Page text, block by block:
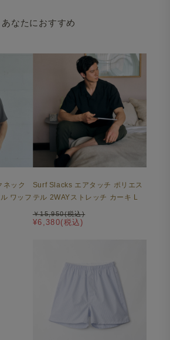
あなたにおすすめ
ネック
ワッフ
Surf Slacks エアタッチ ポリエス
テル 2WAYストレッチ カーキ L
¥6,380(税込)
￥15,950(税込)